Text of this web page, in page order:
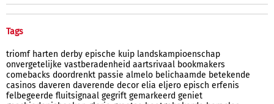
Tags
triomf harten derby epische kuip landskampioenschap
onvergetelijke vastberadenheid aartsrivaal bookmakers
comebacks doordrenkt passie almelo belichaamde betekende
casinos daveren daverende decor elia eljero episch erfenis
felbegeerde fluitsignaal gegrift gemarkeerd geniet